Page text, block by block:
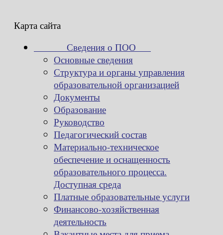
Карта сайта
Сведения о ПОО
Основные сведения
Структура и органы управления
образовательной организацией
Документы
Образование
Руководство
Педагогический состав
Материально-техническое
обеспечение и оснащенность
образовательного процесса.
Доступная среда
Платные образовательные услуги
Финансово-хозяйственная
деятельность